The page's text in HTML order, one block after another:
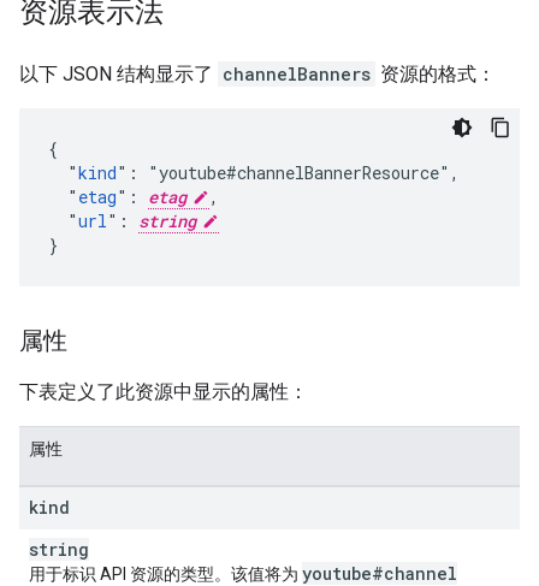
资源表示法
以下 JSON 结构显示了 channelBanners 资源的格式：
{
  "
kind": "youtube#channelBannerResource",
  "
etag": etag
,
  "
url": string
}
属性
下表定义了此资源中显示的属性：
属性
kind
string
用于标识 API 资源的类型。该值将为 youtube#channel